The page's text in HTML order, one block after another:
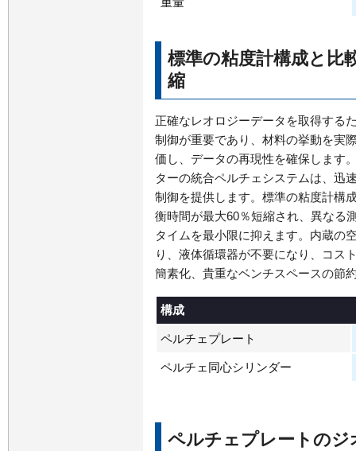
標準の粘度計構成と比
縮
正確なレオロジーデータを取得する
制御が重要であり、材料の挙動を実
価し、データの再現性を確保します
ターの統合ペルチェシステムは、迅
制御を提供します。標準の粘度計構
衡時間が最大60％短縮され、異なる
タイムを最小限に抑えます。内蔵の
り、液体循環器が不要になり、コス
簡素化、貴重なベンチスペースの節
構成
ペルチェプレート
ペルチェ同心シリンダー
ペルチェプレートのジ